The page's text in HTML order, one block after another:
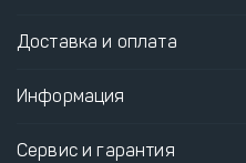
Доставка и оплата
Информация
Сервис и гарантия